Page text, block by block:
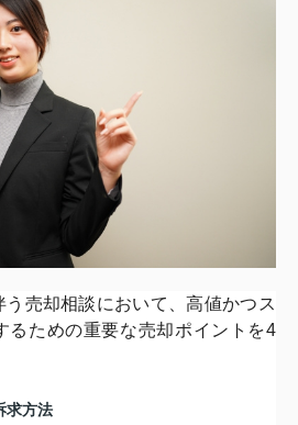
う売却相談において、高値かつス
るための重要な売却ポイントを4
求方法